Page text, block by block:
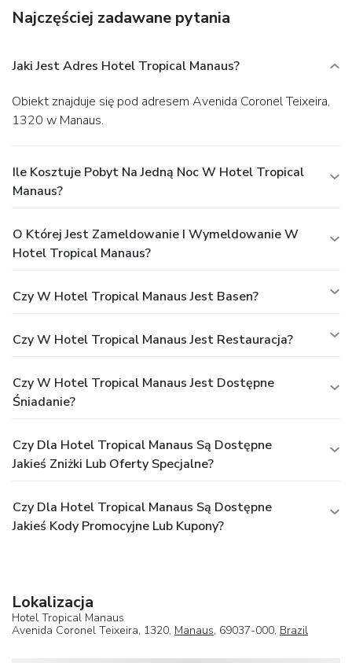
complimentary buffet breakfast is served daily from 6 AM
to 10 AM. Business, Other Amenities
24-hour front desk, and multilingual staff. Free self parking
is available onsite.
Najczęściej zadawane pytania
Jaki Jest Adres Hotel Tropical Manaus?
Obiekt znajduje się pod adresem Avenida Coronel Teixeira,
1320 w Manaus.
Ile Kosztuje Pobyt Na Jedną Noc W Hotel Tropical
Manaus?
O Której Jest Zameldowanie I Wymeldowanie W
Hotel Tropical Manaus?
Czy W Hotel Tropical Manaus Jest Basen?
Czy W Hotel Tropical Manaus Jest Restauracja?
Czy W Hotel Tropical Manaus Jest Dostępne
Śniadanie?
Czy Dla Hotel Tropical Manaus Są Dostępne
Jakieś Zniżki Lub Oferty Specjalne?
Czy Dla Hotel Tropical Manaus Są Dostępne
Jakieś Kody Promocyjne Lub Kupony?
Lokalizacja
Hotel Tropical Manaus
Avenida Coronel Teixeira, 1320, Manaus, 69037-000, Brazil